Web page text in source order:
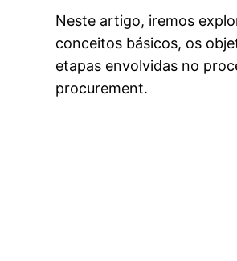
Neste artigo, iremos
conceitos básicos, os
etapas envolvidas no
procurement.